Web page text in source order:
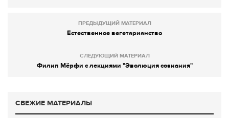
ПРЕДЫДУЩИЙ МАТЕРИАЛ
Естественное вегетарианство
СЛЕДУЮЩИЙ МАТЕРИАЛ
Филип Мёрфи с лекциями "Эволюция сознания"
СВЕЖИЕ МАТЕРИАЛЫ